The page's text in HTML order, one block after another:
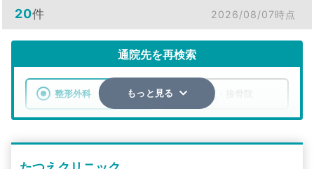
20件 2026/08/07時点
通院先を再検索
整形外科 整骨院・接骨院
もっと見る